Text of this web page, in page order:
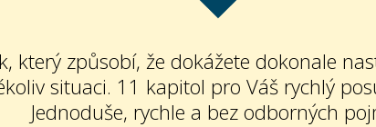
který způsobí, že dokážete dokonale
situaci. 11 kapitol pro Váš rychlý
Jednoduše, rychle a bez odborných